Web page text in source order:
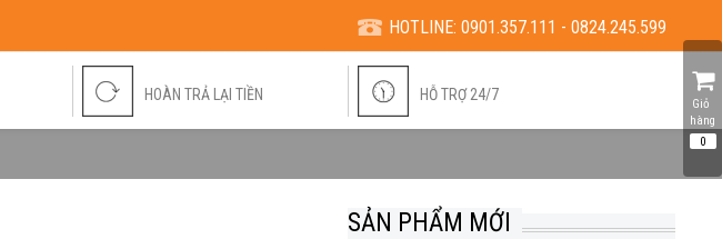
HOTLINE: 0901.357.111 - 0824.245.599
HOÀN TRẢ LẠI TIỀN HỖ TRỢ 24/7
SẢN PHẨM MỚI
Giỏ
hàng
0